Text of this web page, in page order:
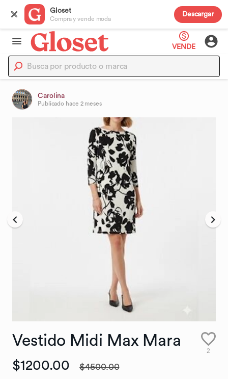
Gloset
Compra y vende moda
Descargar
VENDE
Carolina
Publicado hace 2 meses
Vestido Midi Max Mara
2
$1200.00 $4500.00